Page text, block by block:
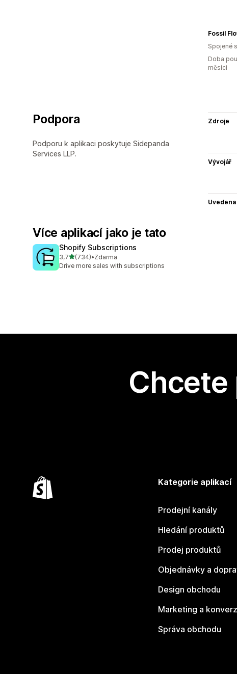
Spojené
Doba
měsíci
Podpora
Podporu k aplikaci poskytuje Sidepanda
Services LLP.
Zdroje
Vývojář
Uvedena
Více aplikací jako je tato
Shopify Subscriptions
3,7z 5 hvězd
(734)
Celkový počet recenzí: 734
•Zdarma
Drive more sales with subscriptions
Chcete
Kategorie aplikací
Prodejní kanály
Hledání produktů
Prodej produktů
Objednávky a
Design obchodu
Marketing a
Správa obchodu